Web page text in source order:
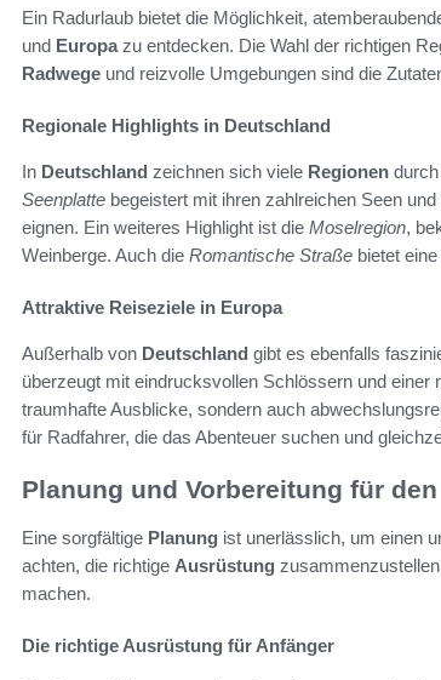
Ein Radurlaub bietet die Möglichkeit,
und Europazu entdecken. Die Wahl der richtigen
Radwege und reizvolle Umgebungen sind die
Regionale Highlights in Deutschland
In Deutschland zeichnen sich viele Regionen
Seenplatte begeistert mit ihren zahlreichen Seen
eignen. Ein weiteres Highlight ist die Moselregion,
Weinberge. Auch die Romantische Straße bietet
Attraktive Reiseziele in Europa
Außerhalb von Deutschland gibt es ebenfalls
überzeugt mit eindrucksvollen Schlössern und einer
traumhafte Ausblicke, sondern auch
für Radfahrer, die das Abenteuer suchen und
Planung und Vorbereitung für
Eine sorgfältige Planung ist unerlässlich, um einen
achten, die richtige Ausrüstung
machen.
Die richtige Ausrüstung für Anfänger